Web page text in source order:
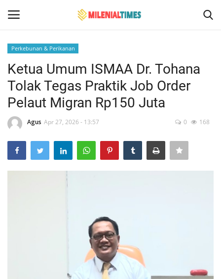
Home
Events
Sosial Budaya Pariwisata
Perkebunan & Perikanan
Ketua Umum ISMAA Dr. Tohana
Tolak Tegas Praktik Job Order
Pelaut Migran Rp150 Juta
Agus Apr 27, 2026 - 13:57 0 168